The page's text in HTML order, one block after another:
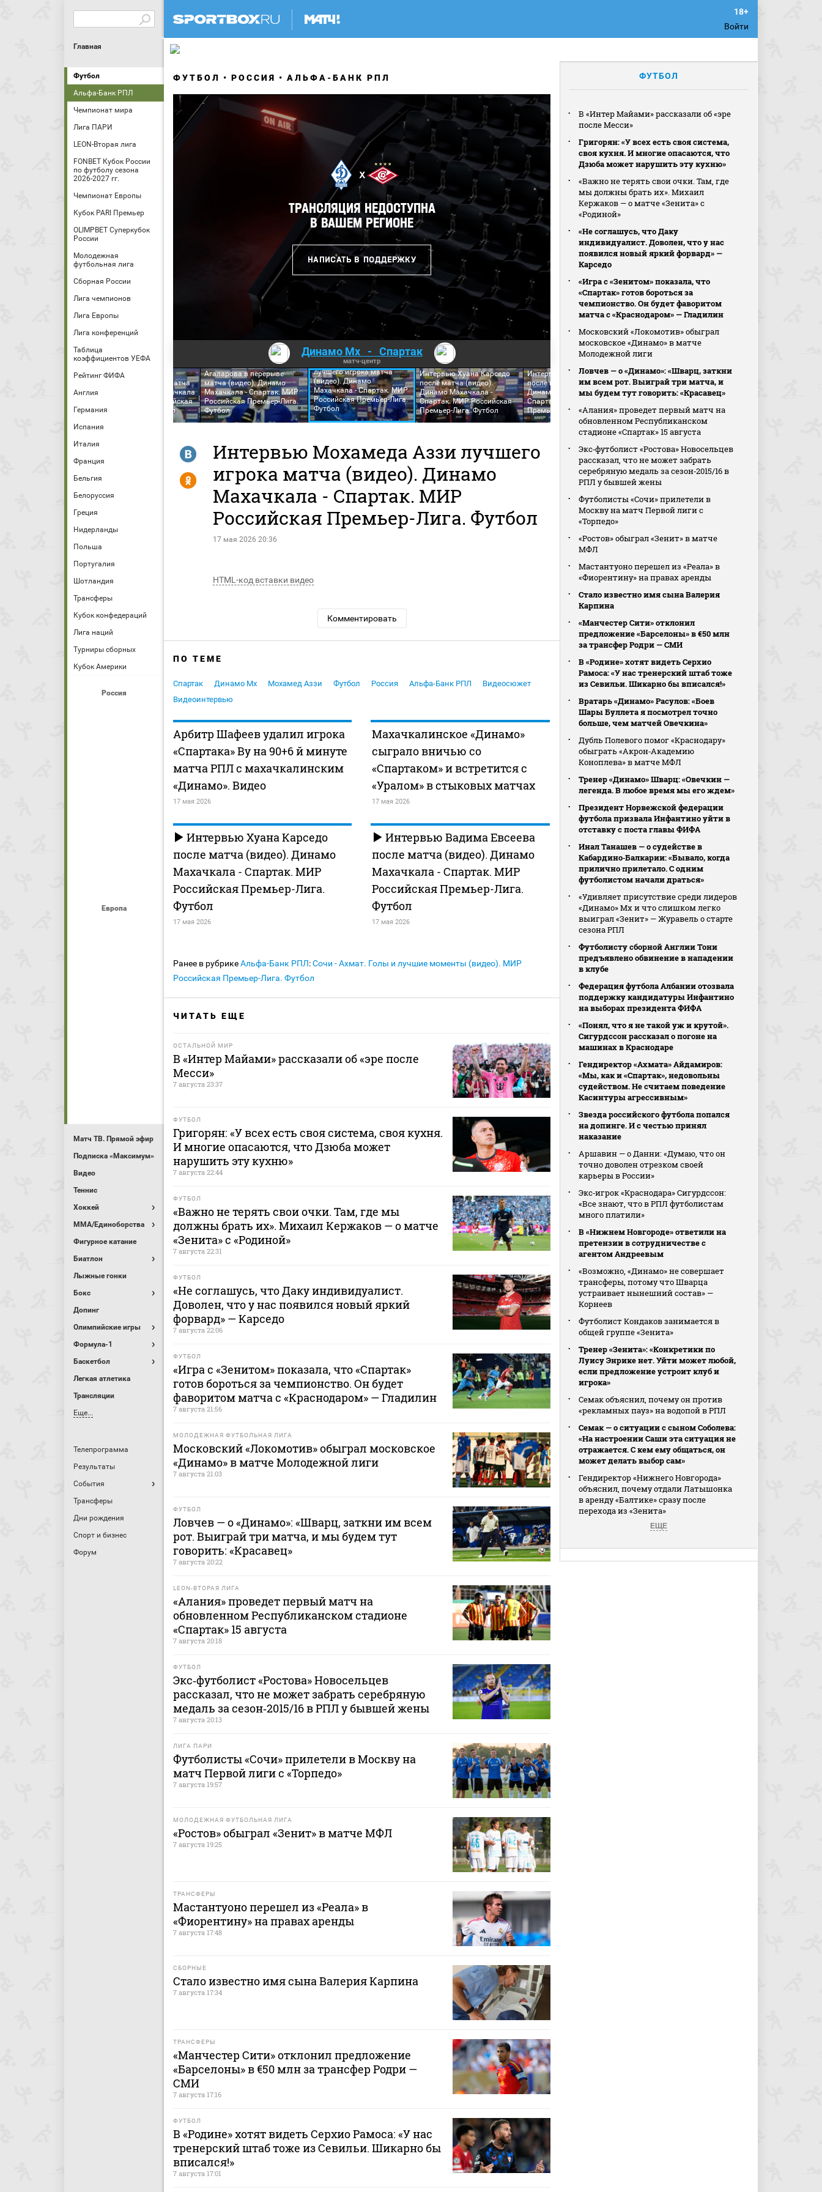
Войти
Главная
Футбол
Альфа-Банк РПЛ
Чемпионат мира
Лига ПАРИ
LEON-Вторая лига
FONBET Кубок России
по футболу сезона
2026-2027 гг.
Чемпионат Европы
Кубок PARI Премьер
OLIMPBET Суперкубок
России
Молодежная
футбольная лига
Сборная России
Лига чемпионов
Лига Европы
Лига конференций
Таблица
коэффициентов УЕФА
Рейтинг ФИФА
Англия
Германия
Испания
Италия
Франция
Бельгия
Белоруссия
Греция
Нидерланды
Польша
Португалия
Шотландия
Трансферы
Кубок конфедераций
Лига наций
Турниры сборных
Кубок Америки
Россия
Европа
Матч ТВ. Прямой эфир
Подписка «Максимум»
Видео
Теннис
Хоккей
MMA/Единоборства
Фигурное катание
Биатлон
Лыжные гонки
Бокс
Допинг
Олимпийские игры
Формула-1
Баскетбол
Легкая атлетика
Трансляции
Еще...
Телепрограмма
Результаты
События
Трансферы
Дни рождения
Спорт и бизнес
Форум
ФУТБОЛ РОССИЯ АЛЬФА-БАНК РПЛ
Динамо Мх - Спартак
матч-центр
Лучшие моменты
Интервью Манфреда
Угальде в перерыве матча
(видео). Динамо Махачкала
- Спартак. МИР Российская
Премьер-Лига. Футбол
Агаларова в перерыве
матча (видео). Динамо
Махачкала - Спартак. МИР
Российская Премьер-Лига.
Футбол
Интервью Мохамеда Аззи
лучшего игрока матча
(видео). Динамо
Махачкала - Спартак. МИР
Российская Премьер-Лига.
Футбол
Интервью Хуана Карседо
после матча (видео).
Динамо Махачкала -
Спартак. МИР Российская
Премьер-Лига. Футбол
Интервью Вадима Евсеева
после матча (видео).
Динамо Махачкала -
Спартак. МИР Российская
Премьер-Лига. Футбол
Интервью Мохамеда Аззи лучшего
игрока матча (видео). Динамо
Махачкала - Спартак. МИР
Российская Премьер-Лига. Футбол
17 мая 2026 20:36
R
Y
HTML-код вставки видео
Комментировать
ПО ТЕМЕ
Спартак Динамо Мх Мохамед Аззи Футбол Россия Альфа-Банк РПЛ
Видеосюжет
Видеоинтервью
Арбитр Шафеев удалил игрока
«Спартака» Ву на 90+6 й минуте
матча РПЛ с махачкалинским
«Динамо». Видео
17 мая 2026
Махачкалинское «Динамо»
сыграло вничью со
«Спартаком» и встретится с
«Уралом» в стыковых матчах
17 мая 2026
Интервью Хуана Карседо
после матча (видео). Динамо
Махачкала - Спартак. МИР
Российская Премьер-Лига.
Футбол
17 мая 2026
Интервью Вадима Евсеева
после матча (видео). Динамо
Махачкала - Спартак. МИР
Российская Премьер-Лига.
Футбол
17 мая 2026
Ранее в рубрикеАльфа-Банк РПЛ:Сочи - Ахмат. Голы и лучшие моменты (видео). МИР
Российская Премьер-Лига. Футбол
ЧИТАТЬ ЕЩЕ
ОСТАЛЬНОЙ МИР
В «Интер Майами» рассказали об «эре после
Месси»
7 августа 23:37
ФУТБОЛ
Григорян: «У всех есть своя система, своя кухня.
И многие опасаются, что Дзюба может
нарушить эту кухню»
7 августа 22:44
ФУТБОЛ
«Важно не терять свои очки. Там, где мы
должны брать их». Михаил Кержаков — о матче
«Зенита» с «Родиной»
7 августа 22:31
ФУТБОЛ
«Не соглашусь, что Даку индивидуалист.
Доволен, что у нас появился новый яркий
форвард» — Карседо
7 августа 22:06
ФУТБОЛ
«Игра с «Зенитом» показала, что «Спартак»
готов бороться за чемпионство. Он будет
фаворитом матча с «Краснодаром» — Гладилин
7 августа 21:56
МОЛОДЕЖНАЯ ФУТБОЛЬНАЯ ЛИГА
Московский «Локомотив» обыграл московское
«Динамо» в матче Молодежной лиги
7 августа 21:03
ФУТБОЛ
Ловчев — о «Динамо»: «Шварц, заткни им всем
рот. Выиграй три матча, и мы будем тут
говорить: «Красавец»
7 августа 20:22
LEON-ВТОРАЯ ЛИГА
«Алания» проведет первый матч на
обновленном Республиканском стадионе
«Спартак» 15 августа
7 августа 20:18
ФУТБОЛ
Экс‑футболист «Ростова» Новосельцев
рассказал, что не может забрать серебряную
медаль за сезон‑2015/16 в РПЛ у бывшей жены
7 августа 20:13
ЛИГА ПАРИ
Футболисты «Сочи» прилетели в Москву на
матч Первой лиги с «Торпедо»
7 августа 19:57
МОЛОДЕЖНАЯ ФУТБОЛЬНАЯ ЛИГА
«Ростов» обыграл «Зенит» в матче МФЛ
7 августа 19:25
ТРАНСФЕРЫ
Мастантуоно перешел из «Реала» в
«Фиорентину» на правах аренды
7 августа 17:48
СБОРНЫЕ
Стало известно имя сына Валерия Карпина
7 августа 17:34
ТРАНСФЕРЫ
«Манчестер Сити» отклонил предложение
«Барселоны» в €50 млн за трансфер Родри —
СМИ
7 августа 17:16
ФУТБОЛ
В «Родине» хотят видеть Серхио Рамоса: «У нас
тренерский штаб тоже из Севильи. Шикарно бы
вписался!»
7 августа 17:01
ФУТБОЛ
В «Интер Майами» рассказали об «эре
после Месси»
Григорян: «У всех есть своя система,
своя кухня. И многие опасаются, что
Дзюба может нарушить эту кухню»
«Важно не терять свои очки. Там, где
мы должны брать их». Михаил
Кержаков — о матче «Зенита» с
«Родиной»
«Не соглашусь, что Даку
индивидуалист. Доволен, что у нас
появился новый яркий форвард» —
Карседо
«Игра с «Зенитом» показала, что
«Спартак» готов бороться за
чемпионство. Он будет фаворитом
матча с «Краснодаром» — Гладилин
Московский «Локомотив» обыграл
московское «Динамо» в матче
Молодежной лиги
Ловчев — о «Динамо»: «Шварц, заткни
им всем рот. Выиграй три матча, и
мы будем тут говорить: «Красавец»
«Алания» проведет первый матч на
обновленном Республиканском
стадионе «Спартак» 15 августа
Экс‑футболист «Ростова» Новосельцев
рассказал, что не может забрать
серебряную медаль за сезон‑2015/16 в
РПЛ у бывшей жены
Футболисты «Сочи» прилетели в
Москву на матч Первой лиги с
«Торпедо»
«Ростов» обыграл «Зенит» в матче
МФЛ
Мастантуоно перешел из «Реала» в
«Фиорентину» на правах аренды
Стало известно имя сына Валерия
Карпина
«Манчестер Сити» отклонил
предложение «Барселоны» в €50 млн
за трансфер Родри — СМИ
В «Родине» хотят видеть Серхио
Рамоса: «У нас тренерский штаб тоже
из Севильи. Шикарно бы вписался!»
Вратарь «Динамо» Расулов: «Боев
Шары Буллета я посмотрел точно
больше, чем матчей Овечкина»
Дубль Полевого помог «Краснодару»
обыграть «Акрон‑Академию
Коноплева» в матче МФЛ
Тренер «Динамо» Шварц: «Овечкин —
легенда. В любое время мы его ждем»
Президент Норвежской федерации
футбола призвала Инфантино уйти в
отставку с поста главы ФИФА
Инал Танашев — о судействе в
Кабардино‑Балкарии: «Бывало, когда
прилично прилетало. С одним
футболистом начали драться»
«Удивляет присутствие среди лидеров
«Динамо» Мх и что слишком легко
выиграл «Зенит» — Журавель о старте
сезона РПЛ
Футболисту сборной Англии Тони
предъявлено обвинение в нападении
в клубе
Федерация футбола Албании отозвала
поддержку кандидатуры Инфантино
на выборах президента ФИФА
«Понял, что я не такой уж и крутой».
Сигурдссон рассказал о погоне на
машинах в Краснодаре
Гендиректор «Ахмата» Айдамиров:
«Мы, как и «Спартак», недовольны
судейством. Не считаем поведение
Касинтуры агрессивным»
Звезда российского футбола попался
на допинге. И с честью принял
наказание
Аршавин — о Данни: «Думаю, что он
точно доволен отрезком своей
карьеры в России»
Экс‑игрок «Краснодара» Сигурдссон:
«Все знают, что в РПЛ футболистам
много платили»
В «Нижнем Новгороде» ответили на
претензии в сотрудничестве с
агентом Андреевым
«Возможно, «Динамо» не совершает
трансферы, потому что Шварца
устраивает нынешний состав» —
Корнеев
Футболист Кондаков занимается в
общей группе «Зенита»
Тренер «Зенита»: «Конкретики по
Луису Энрике нет. Уйти может любой,
если предложение устроит клуб и
игрока»
Семак объяснил, почему он против
«рекламных пауз» на водопой в РПЛ
Семак — о ситуации с сыном Соболева:
«На настроении Саши эта ситуация не
отражается. С кем ему общаться, он
может делать выбор сам»
Гендиректор «Нижнего Новгорода»
объяснил, почему отдали Латышонка
в аренду «Балтике» сразу после
перехода из «Зенита»
ЕЩЕ